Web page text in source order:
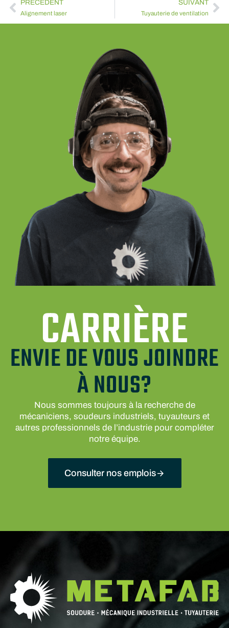
PRÉCÉDENT
Alignement laser
SUIVANT
Tuyauterie de ventilation
CARRIÈRE
ENVIE DE VOUS JOINDRE
À NOUS?
Nous sommes toujours à la recherche de
mécaniciens, soudeurs industriels, tuyauteurs et
autres professionnels de l’industrie pour compléter
notre équipe.
Consulter nos emplois